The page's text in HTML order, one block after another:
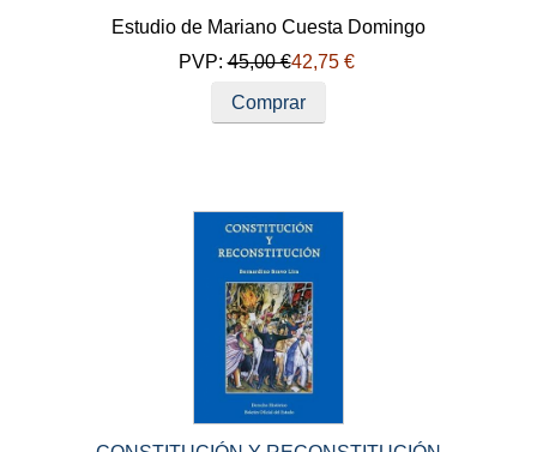
Estudio de Mariano Cuesta Domingo
PVP:45,00 €42,75 €
Comprar